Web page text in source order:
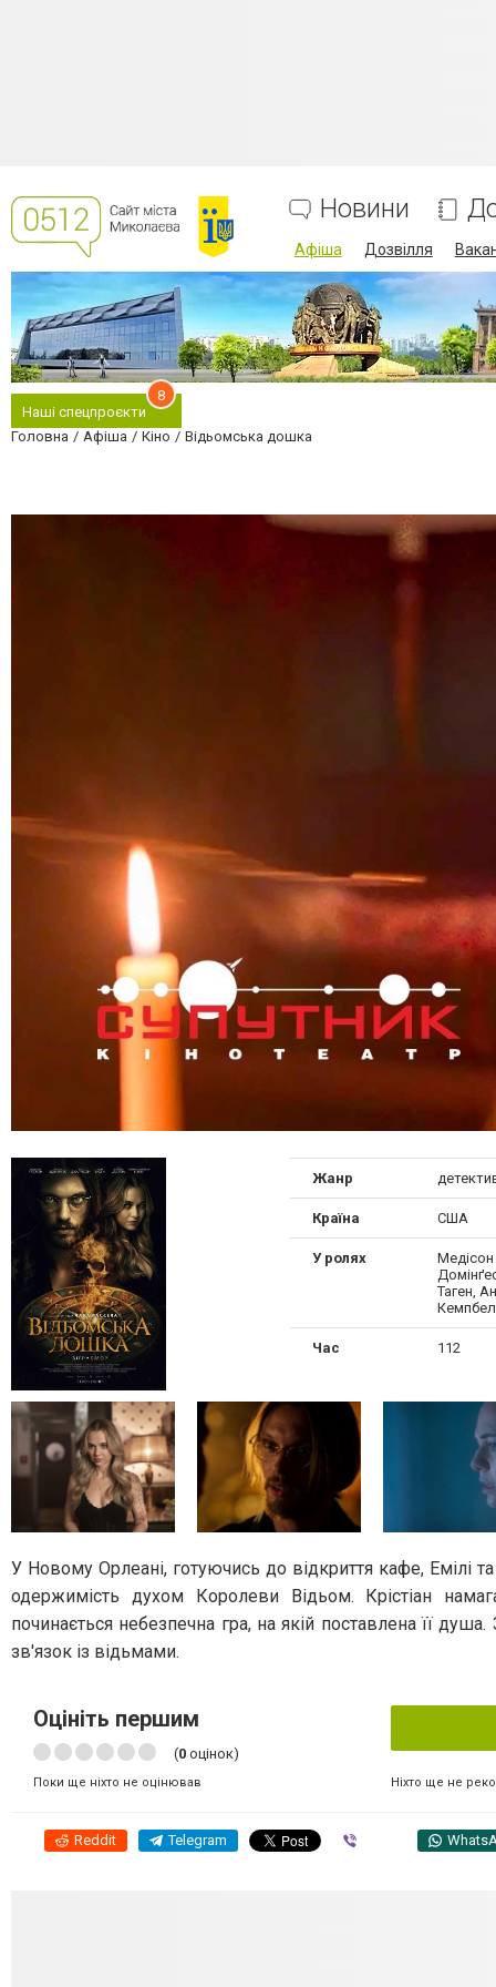
Новини
Афіша Дозвілля
Наші спецпроєкти
8
Головна Афіша Кіно Відьомська дошка
Жанр
Країна США
У ролях
Таген,
Час 112
У Новому Орлеані, готуючись до відкриття кафе, Емілі
одержимість духом Королеви Відьом. Крістіан
починається небезпечна гра, на якій поставлена ​​її
зв'язок із відьмами.
Оцініть першим
(0 оцінок)
Поки ще ніхто не оцінював Ніхто ще не
Reddit Telegram